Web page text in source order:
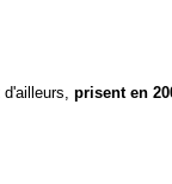
prisent en